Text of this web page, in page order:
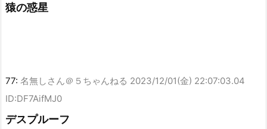
猿の惑星
77: 名無しさん＠５ちゃんねる 2023/12/01(金) 22:07:03.04
ID:DF7AifMJ0
デスプルーフ